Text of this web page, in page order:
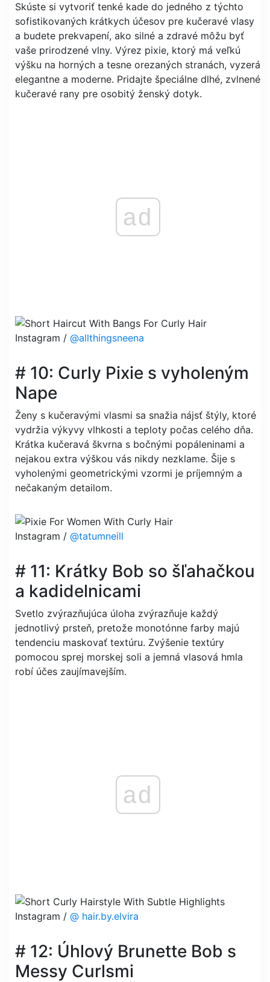
Skúste si vytvoriť tenké kade do jedného z týchto
sofistikovaných krátkych účesov pre kučeravé vlasy
a budete prekvapení, ako silné a zdravé môžu byť
vaše prirodzené vlny. Výrez pixie, ktorý má veľkú
výšku na horných a tesne orezaných stranách, vyzerá
elegantne a moderne. Pridajte špeciálne dlhé, zvlnené
kučeravé rany pre osobitý ženský dotyk.
ad
Instagram / @allthingsneena
# 10: Curly Pixie s vyholeným
Nape
Ženy s kučeravými vlasmi sa snažia nájsť štýly, ktoré
vydržia výkyvy vlhkosti a teploty počas celého dňa.
Krátka kučeravá škvrna s bočnými popáleninami a
nejakou extra výškou vás nikdy nezklame. Šije s
vyholenými geometrickými vzormi je príjemným a
nečakaným detailom.
Instagram / @tatumneill
# 11: Krátky Bob so šľahačkou
a kadidelnicami
Svetlo zvýrazňujúca úloha zvýrazňuje každý
jednotlivý prsteň, pretože monotónne farby majú
tendenciu maskovať textúru. Zvýšenie textúry
pomocou sprej morskej soli a jemná vlasová hmla
robí účes zaujímavejším.
ad
Instagram / @ hair.by.elvira
# 12: Úhlový Brunette Bob s
Messy Curlsmi